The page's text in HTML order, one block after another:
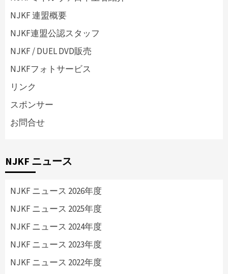
NJKF 連盟概要
NJKF連盟公認スタッフ
NJKF / DUEL DVD販売
NJKFフォトサービス
リンク
スポンサー
お問合せ
NJKF ニュース
NJKF ニュース 2026年度
NJKF ニュース 2025年度
NJKF ニュース 2024年度
NJKF ニュース 2023年度
NJKF ニュース 2022年度